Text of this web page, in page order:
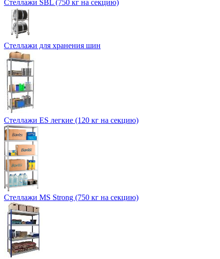
Стеллажи SBL (750 кг на секцию)
Стеллажи для хранения шин
Стеллажи ES легкие (120 кг на секцию)
Стеллажи MS Strong (750 кг на секцию)